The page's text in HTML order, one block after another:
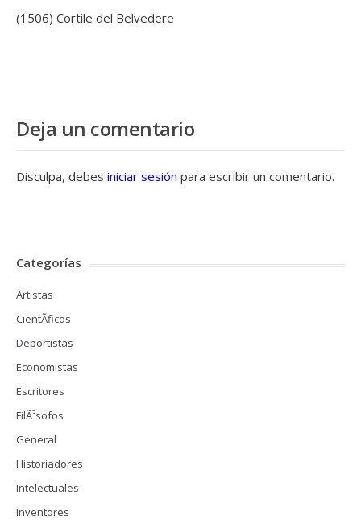
(1506) Cortile del Belvedere
Deja un comentario
Disculpa, debes iniciar sesión para escribir un comentario.
Categorías
Artistas
CientÃ­ficos
Deportistas
Economistas
Escritores
FilÃ³sofos
General
Historiadores
Intelectuales
Inventores